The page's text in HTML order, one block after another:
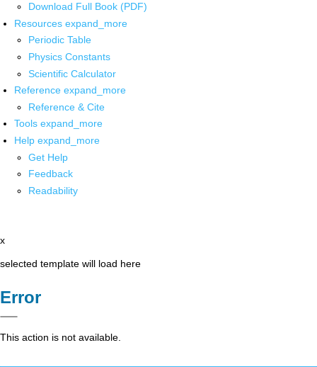
Download Full Book (PDF)
Resources expand_more
Periodic Table
Physics Constants
Scientific Calculator
Reference expand_more
Reference & Cite
Tools expand_more
Help expand_more
Get Help
Feedback
Readability
x
selected template will load here
Error
This action is not available.